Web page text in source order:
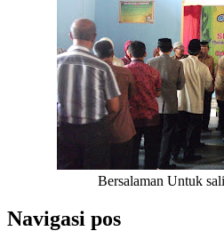
Bersalaman Untuk
Navigasi pos